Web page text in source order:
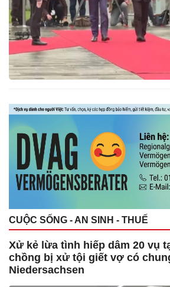
CUỘC SỐNG - AN SINH - THUẾ
Xử kẻ lừa tình hiếp dâm 20 vụ
chồng bị xử tội giết vợ có
Niedersachsen